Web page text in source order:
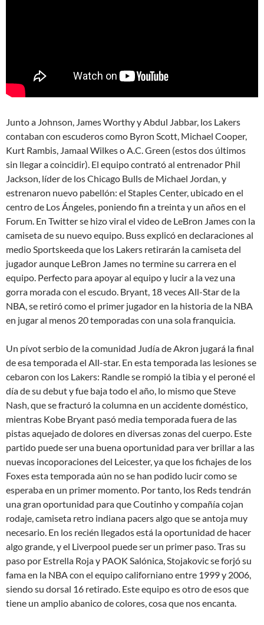
Junto a Johnson, James Worthy y Abdul Jabbar, los Lakers
contaban con escuderos como Byron Scott, Michael Cooper,
Kurt Rambis, Jamaal Wilkes o A.C. Green (estos dos últimos
sin llegar a coincidir). El equipo contrató al entrenador Phil
Jackson, líder de los Chicago Bulls de Michael Jordan, y
estrenaron nuevo pabellón: el Staples Center, ubicado en el
centro de Los Ángeles, poniendo fin a treinta y un años en el
Forum. En Twitter se hizo viral el video de LeBron James con la
camiseta de su nuevo equipo. Buss explicó en declaraciones al
medio Sportskeeda que los Lakers retirarán la camiseta del
jugador aunque LeBron James no termine su carrera en el
equipo. Perfecto para apoyar al equipo y lucir a la vez una
gorra morada con el escudo. Bryant, 18 veces All-Star de la
NBA, se retiró como el primer jugador en la historia de la NBA
en jugar al menos 20 temporadas con una sola franquicia.
Un pívot serbio de la comunidad Judía de Akron jugará la final
de esa temporada el All-star. En esta temporada las lesiones se
cebaron con los Lakers: Randle se rompió la tibia y el peroné el
día de su debut y fue baja todo el año, lo mismo que Steve
Nash, que se fracturó la columna en un accidente doméstico,
mientras Kobe Bryant pasó media temporada fuera de las
pistas aquejado de dolores en diversas zonas del cuerpo. Este
partido puede ser una buena oportunidad para ver brillar a las
nuevas incoporaciones del Leicester, ya que los fichajes de los
Foxes esta temporada aún no se han podido lucir como se
esperaba en un primer momento. Por tanto, los Reds tendrán
una gran oportunidad para que Coutinho y compañía cojan
rodaje, camiseta retro indiana pacers algo que se antoja muy
necesario. En los recién llegados está la oportunidad de hacer
algo grande, y el Liverpool puede ser un primer paso. Tras su
paso por Estrella Roja y PAOK Salónica, Stojakovic se forjó su
fama en la NBA con el equipo californiano entre 1999 y 2006,
siendo su dorsal 16 retirado. Este equipo es otro de esos que
tiene un amplio abanico de colores, cosa que nos encanta.